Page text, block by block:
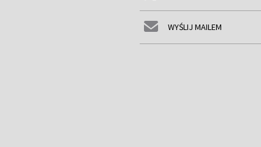
WYŚLIJ MAILEM